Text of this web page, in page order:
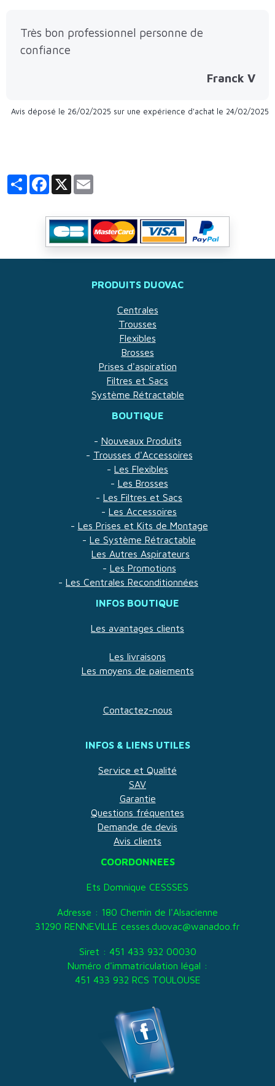
Très bon professionnel personne de
confiance
Franck V
Avis déposé le 26/02/2025 sur une expérience d'achat le 24/02/2025
PartagerFacebook
X
PRODUITS DUOVAC
Centrales
Trousses
Flexibles
Brosses
Prises d'aspiration
Filtres et Sacs
Système Rétractable
BOUTIQUE
- Nouveaux Produits
- Trousses d'Accessoires
- Les Flexibles
- Les Brosses
- Les Filtres et Sacs
- Les Accessoires
- Les Prises et Kits de Montage
- Le Système Rétractable
Les Autres Aspirateurs
- Les Promotions
- Les Centrales Reconditionnées
INFOS BOUTIQUE
Les avantages clients
Les livraisons
Les moyens de paiements
Contactez-nous
INFOS & LIENS UTILES
Service et Qualité
SAV
Garantie
Questions fréquentes
Demande de devis
Avis clients
COORDONNEES
Ets Domnique CESSSES
Adresse : 180 Chemin de l'Alsacienne
31290 RENNEVILLE cesses.duovac@wanadoo.fr
Siret : 451 433 932 00030
Numéro d'immatriculation légal :
451 433 932 RCS TOULOUSE